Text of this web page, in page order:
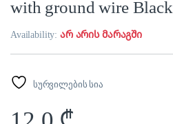
with ground wire Black
Availability:არ არის მარაგში
სურვილების სია